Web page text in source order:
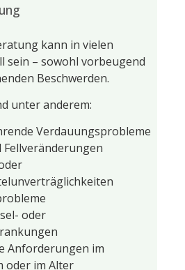
kann in vielen
sein – sowohl vorbeugend
Beschwerden.
unter anderem:
Verdauungsprobleme
Fellveränderungen
oder
Anforderungen im
oder im Alter